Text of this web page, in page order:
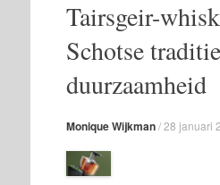
contentTairsgeir-
Schotse
duurzaamheid
Monique Wijkman/28 januari